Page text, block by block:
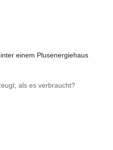
einem Plusenergiehaus
als es verbraucht?